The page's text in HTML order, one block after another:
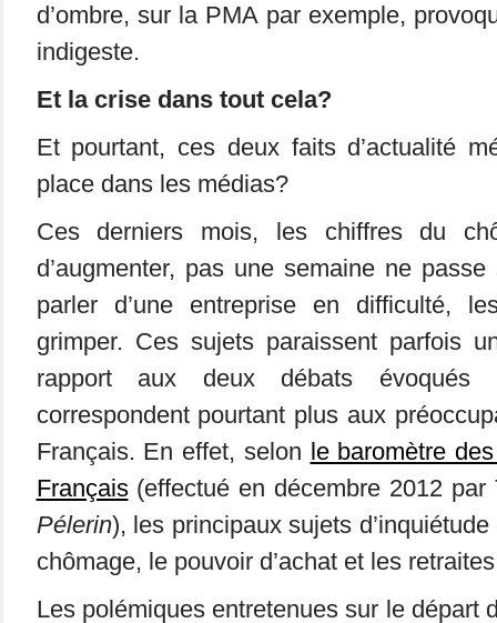
d’ombre, sur la PMA par exemple,
indigeste.
Et la crise dans tout cela?
Et pourtant, ces deux faits d’actualité
place dans les médias?
Ces derniers mois, les chiffres du
d’augmenter, pas une semaine ne passe
parler d’une entreprise en difficulté,
grimper. Ces sujets paraissent parfois
rapport aux deux débats évoqués
correspondent pourtant plus aux
Français. En effet, selon le baromètre
Français(effectué en décembre 2012
Pélerin), les principaux sujets
chômage, le pouvoir d’achat et les
Les polémiques entretenues sur le départ